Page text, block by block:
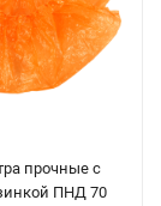
прочные с
ПНД 70